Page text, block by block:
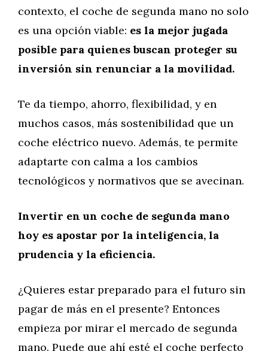
contexto, el coche de segunda mano no solo
es una opción viable: es la mejor jugada
posible para quienes buscan proteger su
inversión sin renunciar a la movilidad.
Te da tiempo, ahorro, flexibilidad, y en
muchos casos, más sostenibilidad que un
coche eléctrico nuevo. Además, te permite
adaptarte con calma a los cambios
tecnológicos y normativos que se avecinan.
Invertir en un coche de segunda mano
hoy es apostar por la inteligencia, la
prudencia y la eficiencia.
¿Quieres estar preparado para el futuro sin
pagar de más en el presente? Entonces
empieza por mirar el mercado de segunda
mano. Puede que ahí esté el coche perfecto